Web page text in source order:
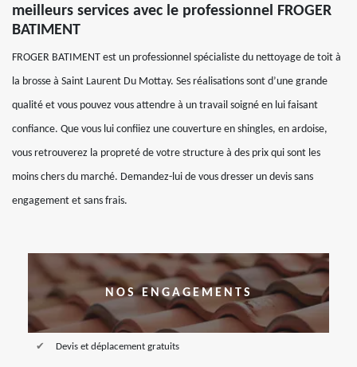
meilleurs services avec le professionnel FROGER
BATIMENT
FROGER BATIMENT est un professionnel spécialiste du nettoyage de toit à
la brosse à Saint Laurent Du Mottay. Ses réalisations sont d’une grande
qualité et vous pouvez vous attendre à un travail soigné en lui faisant
confiance. Que vous lui confiiez une couverture en shingles, en ardoise,
vous retrouverez la propreté de votre structure à des prix qui sont les
moins chers du marché. Demandez-lui de vous dresser un devis sans
engagement et sans frais.
NOS ENGAGEMENTS
Devis et déplacement gratuits